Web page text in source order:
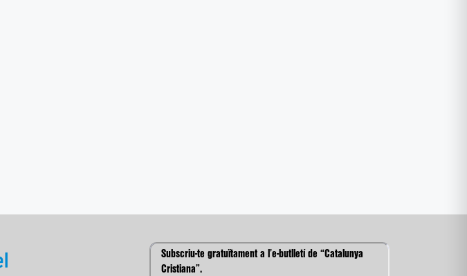
Subscriu-te gratuïtament a l’e-butlletí de “Catalunya
Cristiana”.